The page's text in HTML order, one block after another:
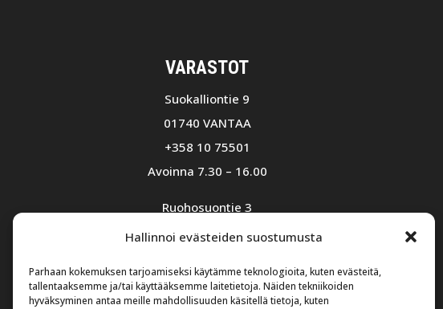
Hallinnoi evästeiden suostumusta
Parhaan kokemuksen tarjoamiseksi käytämme teknologioita, kuten evästeitä,
tallentaaksemme ja/tai käyttääksemme laitetietoja. Näiden tekniikoiden
hyväksyminen antaa meille mahdollisuuden käsitellä tietoja, kuten
VARASTOT
Suokalliontie 9
01740 VANTAA
+358 10 75501
Avoinna 7.30 – 16.00
Ruohosuontie 3
02580 Siuntio
Avoinna 8.00 – 16.00